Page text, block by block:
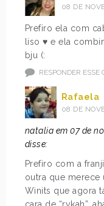
08 DE
Prefiro ela com
liso ♥ e ela
bju (:
RESPONDER ESSE
Rafaela
08 DE
natalia em 07 de
disse:
Prefiro com a
outra que merece
Winits que agora